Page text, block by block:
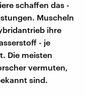
schaffen das -
Muscheln
ihre
- je
Die meisten
vermuten,
sind.